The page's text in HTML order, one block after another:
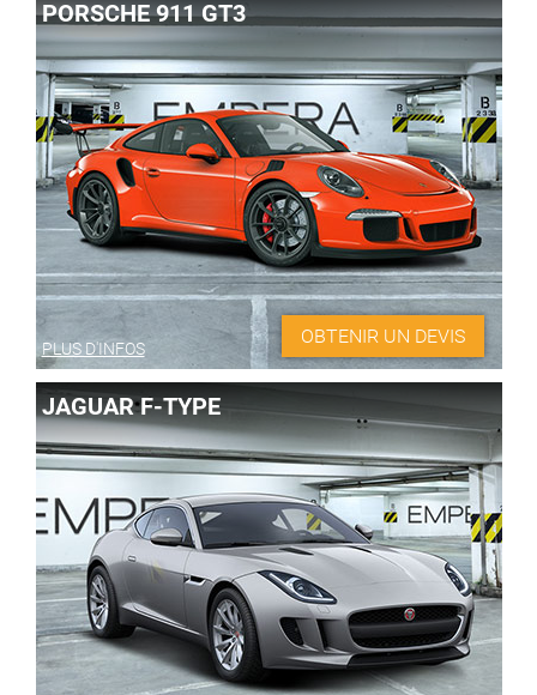
PORSCHE 911 GT3
PLUS D'INFOS
OBTENIR UN DEVIS
JAGUAR F-TYPE